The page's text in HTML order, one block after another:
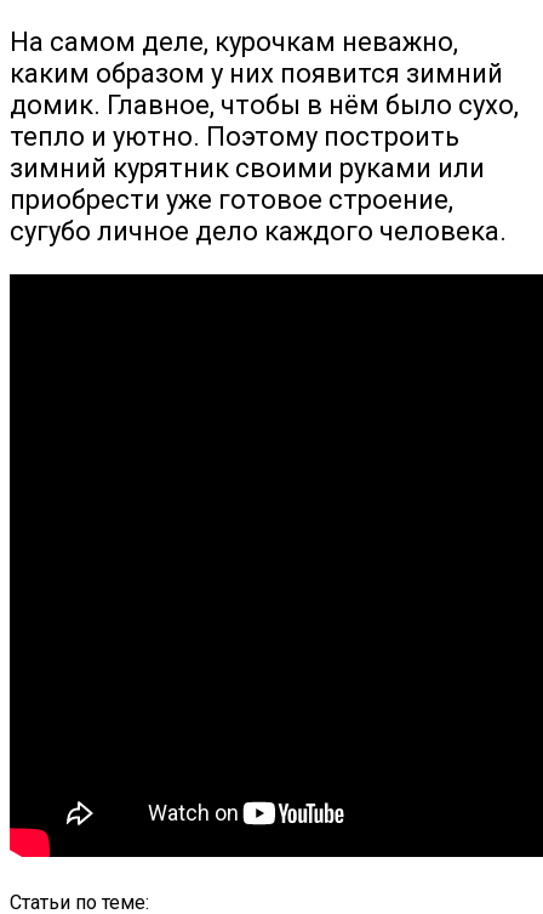
На самом деле, курочкам неважно,
каким образом у них появится зимний
домик. Главное, чтобы в нём было сухо,
тепло и уютно. Поэтому построить
зимний курятник своими руками или
приобрести уже готовое строение,
сугубо личное дело каждого человека.
Статьи по теме: